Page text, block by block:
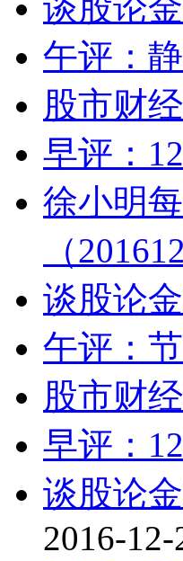
午评：
股市财
早评：
徐小明
（
谈股论
午评：
股市财
早评：
谈股论
2016-12-